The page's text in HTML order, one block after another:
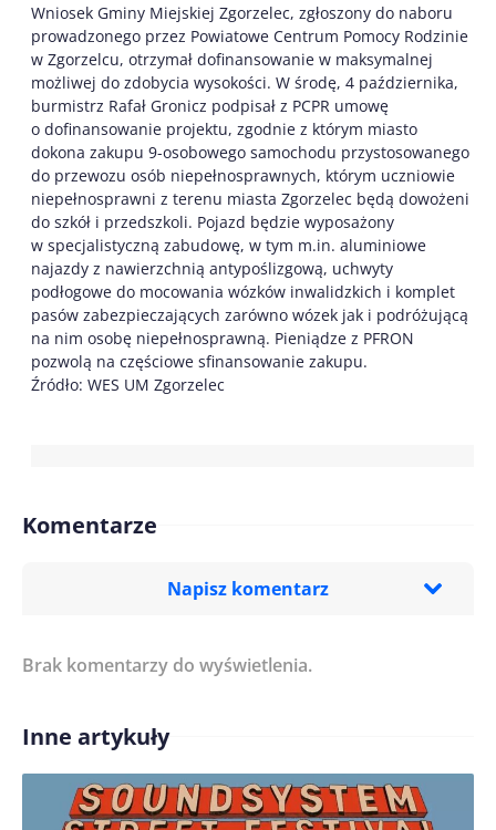
Wniosek Gminy Miejskiej Zgorzelec, zgłoszony do naboru
prowadzonego przez Powiatowe Centrum Pomocy Rodzinie
w Zgorzelcu, otrzymał dofinansowanie w maksymalnej
możliwej do zdobycia wysokości. W środę, 4 października,
burmistrz Rafał Gronicz podpisał z PCPR umowę
o dofinansowanie projektu, zgodnie z którym miasto
dokona zakupu 9-osobowego samochodu przystosowanego
do przewozu osób niepełnosprawnych, którym uczniowie
niepełnosprawni z terenu miasta Zgorzelec będą dowożeni
do szkół i przedszkoli. Pojazd będzie wyposażony
w specjalistyczną zabudowę, w tym m.in. aluminiowe
najazdy z nawierzchnią antypoślizgową, uchwyty
podłogowe do mocowania wózków inwalidzkich i komplet
pasów zabezpieczających zarówno wózek jak i podróżującą
na nim osobę niepełnosprawną. Pieniądze z PFRON
pozwolą na częściowe sfinansowanie zakupu.
Źródło: WES UM Zgorzelec
Komentarze
Napisz komentarz
Treść komentarza*
Imię/ Nick*
Brak komentarzy do wyświetlenia.
Inne artykuły